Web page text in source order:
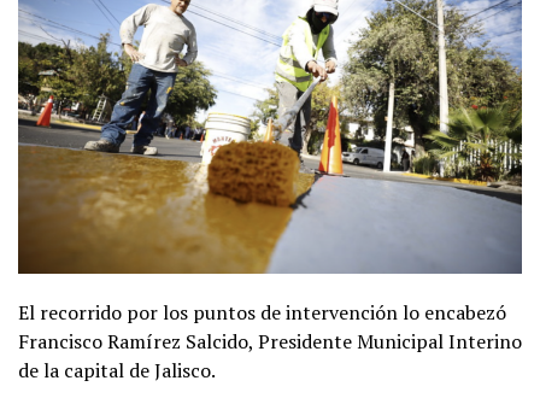
El recorrido por los puntos de intervención lo encabezó
Francisco Ramírez Salcido, Presidente Municipal Interino
de la capital de Jalisco.